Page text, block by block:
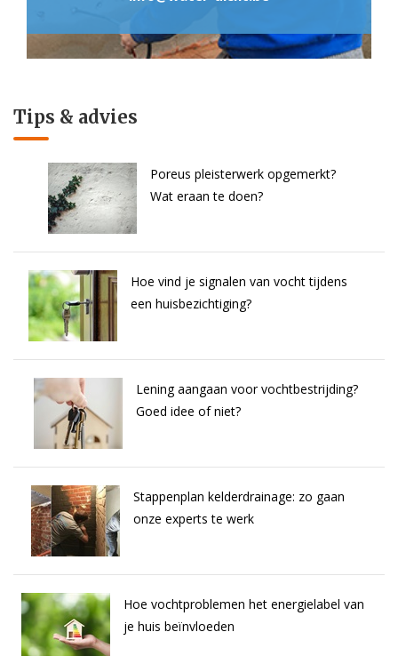
Tips & advies
Poreus pleisterwerk opgemerkt?
Wat eraan te doen?
Hoe vind je signalen van vocht tijdens
een huisbezichtiging?
Lening aangaan voor vochtbestrijding?
Goed idee of niet?
Stappenplan kelderdrainage: zo gaan
onze experts te werk
Hoe vochtproblemen het energielabel van
je huis beïnvloeden